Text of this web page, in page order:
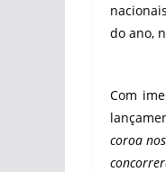
do ano,
Com
coroa